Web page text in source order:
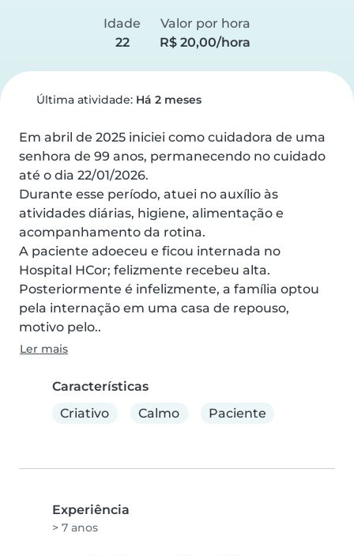
Idade
22
Valor por hora
R$ 20,00/hora
Última atividade: Há 2 meses
Em abril de 2025 iniciei como cuidadora de uma
senhora de 99 anos, permanecendo no cuidado
até o dia 22/01/2026.
Durante esse período, atuei no auxílio às
atividades diárias, higiene, alimentação e
acompanhamento da rotina.
A paciente adoeceu e ficou internada no
Hospital HCor; felizmente recebeu alta.
Posteriormente é infelizmente, a família optou
pela internação em uma casa de repouso,
motivo pelo..
Ler mais
Características
Criativo
Calmo Paciente
Experiência
> 7 anos